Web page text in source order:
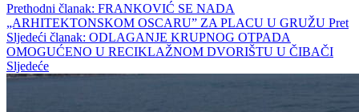
Prethodni članak: FRANKOVIĆ SE NADA
„ARHITEKTONSKOM OSCARU” ZA PLACU U GRUŽU Pret
Sljedeći članak: ODLAGANJE KRUPNOG OTPADA
OMOGUĆENO U RECIKLAŽNOM DVORIŠTU U ČIBAČI
Sljedeće